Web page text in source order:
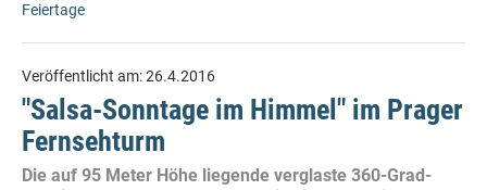
Feiertage
Veröffentlicht am:26.4.2016
"Salsa-Sonntage im Himmel" im Prager
Fernsehturm
Die auf 95 Meter Höhe liegende verglaste 360-Grad-